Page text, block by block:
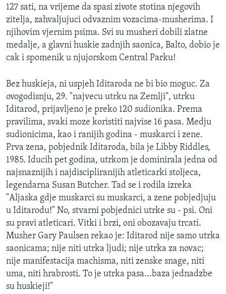
127 sati, na vrijeme da spasi zivote stotina njegovih
zitelja, zahvaljujuci odvaznim vozacima-musherima. I
njihovim vjernim psima. Svi su musheri dobili zlatne
medalje, a glavni huskie zadnjih saonica, Balto, dobio je
cak i spomenik u njujorskom Central Parku!
Bez huskieja, ni uspjeh Iditaroda ne bi bio moguc. Za
ovogodisnju, 29. "najvecu utrku na Zemlji", utrku
Iditarod, prijavljeno je preko 120 sudionika. Prema
pravilima, svaki moze koristiti najvise 16 pasa. Medju
sudionicima, kao i ranijih godina - muskarci i zene.
Prva zena, pobjednik Iditaroda, bila je Libby Riddles,
1985. Iducih pet godina, utrkom je dominirala jedna od
najsnaznijih i najdiscipliranijih atleticarki stoljeca,
legendarna Susan Butcher. Tad se i rodila izreka
"Aljaska gdje muskarci su muskarci, a zene pobjedjuju
u Iditarodu!" No, stvarni pobjednici utrke su - psi. Oni
su pravi atleticari. Vitki i brzi, oni obozavaju trcati.
Musher Gary Paulsen rekao je: Iditarod nije samo utrka
saonicama; nije niti utrka ljudi; nije utrka za novac;
nije manifestacija machisma, niti zenske snage, niti
uma, niti hrabrosti. To je utrka pasa...baza jednadzbe
su huskieji!"